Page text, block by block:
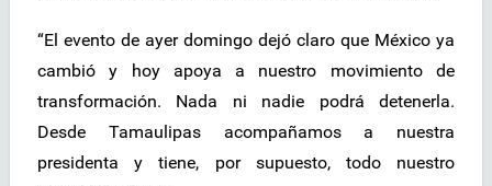
“El evento de ayer domingo dejó claro que México ya
cambió y hoy apoya a nuestro movimiento de
transformación. Nada ni nadie podrá detenerla.
Desde Tamaulipas acompañamos a nuestra
presidenta y tiene, por supuesto, todo nuestro